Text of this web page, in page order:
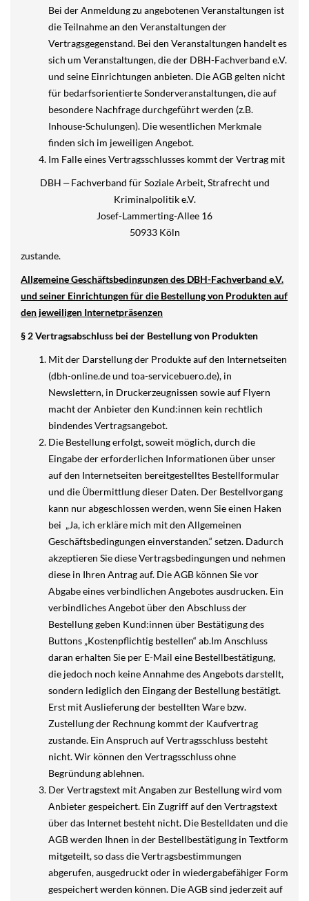
Bei der Anmeldung zu angebotenen Veranstaltungen ist
die Teilnahme an den Veranstaltungen der
Vertragsgegenstand. Bei den Veranstaltungen handelt es
sich um Veranstaltungen, die der DBH-Fachverband e.V.
und seine Einrichtungen anbieten. Die AGB gelten nicht
für bedarfsorientierte Sonderveranstaltungen, die auf
besondere Nachfrage durchgeführt werden (z.B.
Inhouse-Schulungen). Die wesentlichen Merkmale
finden sich im jeweiligen Angebot.
Im Falle eines Vertragsschlusses kommt der Vertrag mit
DBH –Fachverband für Soziale Arbeit, Strafrecht und
Kriminalpolitik e.V.
Josef-Lammerting-Allee 16
50933 Köln
zustande.
Allgemeine Geschäftsbedingungen des DBH-Fachverband e.V.
und seiner Einrichtungen für die Bestellung von Produkten auf
den jeweiligen Internetpräsenzen
§ 2 Vertragsabschluss bei der Bestellung von Produkten
Mit der Darstellung der Produkte auf den Internetseiten
(dbh-online.de und toa-servicebuero.de), in
Newslettern, in Druckerzeugnissen sowie auf Flyern
macht der Anbieter den Kund:innen kein rechtlich
bindendes Vertragsangebot.
Die Bestellung erfolgt, soweit möglich, durch die
Eingabe der erforderlichen Informationen über unser
auf den Internetseiten bereitgestelltes Bestellformular
und die Übermittlung dieser Daten. Der Bestellvorgang
kann nur abgeschlossen werden, wenn Sie einen Haken
bei „Ja, ich erkläre mich mit den Allgemeinen
Geschäftsbedingungen einverstanden.“ setzen. Dadurch
akzeptieren Sie diese Vertragsbedingungen und nehmen
diese in Ihren Antrag auf. Die AGB können Sie vor
Abgabe eines verbindlichen Angebotes ausdrucken. Ein
verbindliches Angebot über den Abschluss der
Bestellung geben Kund:innen über Bestätigung des
Buttons „Kostenpflichtig bestellen“ ab.Im Anschluss
daran erhalten Sie per E-Mail eine Bestellbestätigung,
die jedoch noch keine Annahme des Angebots darstellt,
sondern lediglich den Eingang der Bestellung bestätigt.
Erst mit Auslieferung der bestellten Ware bzw.
Zustellung der Rechnung kommt der Kaufvertrag
zustande. Ein Anspruch auf Vertragsschluss besteht
nicht. Wir können den Vertragsschluss ohne
Begründung ablehnen.
Der Vertragstext mit Angaben zur Bestellung wird vom
Anbieter gespeichert. Ein Zugriff auf den Vertragstext
über das Internet besteht nicht. Die Bestelldaten und die
AGB werden Ihnen in der Bestellbestätigung in Textform
mitgeteilt, so dass die Vertragsbestimmungen
abgerufen, ausgedruckt oder in wiedergabefähiger Form
gespeichert werden können. Die AGB sind jederzeit auf